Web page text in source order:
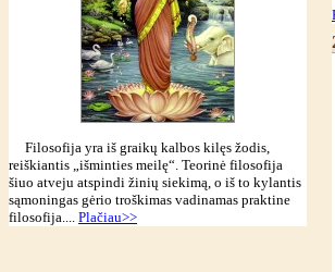
Filosofija yra iš graikų kalbos kilęs žodis,
reiškiantis „išminties meilę“. Teorinė filosofija
šiuo atveju atspindi žinių siekimą, o iš to kylantis
sąmoningas gėrio troškimas vadinamas praktine
filosofija.... Plačiau>>